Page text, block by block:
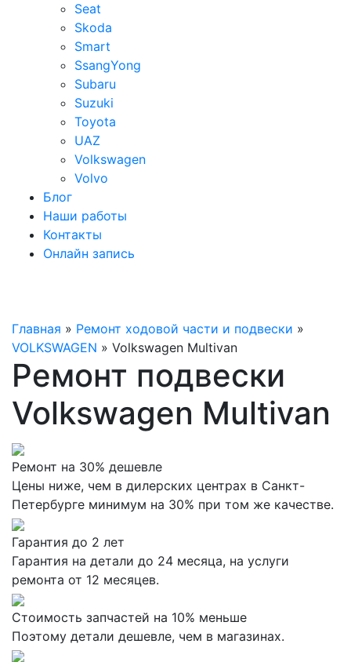
Seat
Skoda
Smart
SsangYong
Subaru
Suzuki
Toyota
UAZ
Volkswagen
Volvo
Блог
Наши работы
Контакты
Онлайн запись
Главная » Ремонт ходовой части и подвески »
VOLKSWAGEN » Volkswagen Multivan
Ремонт подвески
Volkswagen Multivan
Ремонт на 30% дешевле
Цены ниже, чем в дилерских центрах в Санкт-
Петербурге минимум на 30% при том же качестве.
Гарантия до 2 лет
Гарантия на детали до 24 месяца, на услуги
ремонта от 12 месяцев.
Стоимость запчастей на 10% меньше
Поэтому детали дешевле, чем в магазинах.